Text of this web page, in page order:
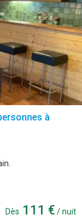
à
Dès 111 € / nuit